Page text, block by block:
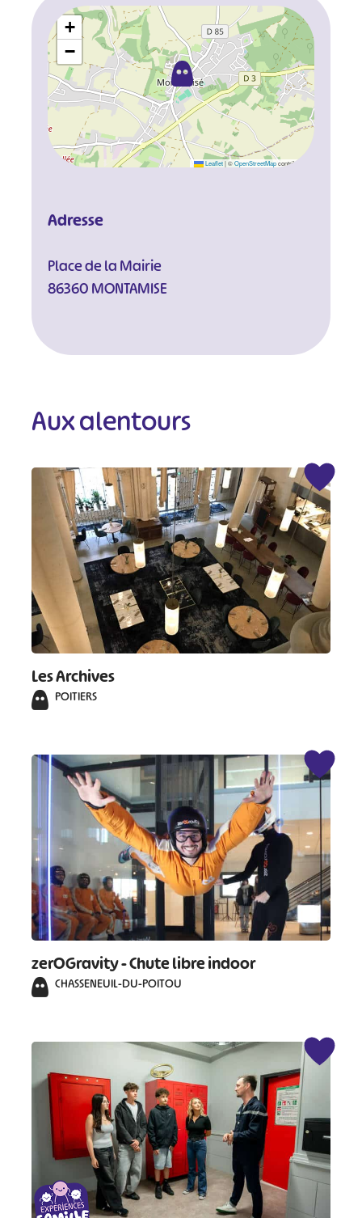
+
−
Leaflet |©OpenStreetMapcontributors
Adresse
Place de la Mairie
86360 MONTAMISE
Aux alentours
Les Archives
POITIERS
zerOGravity - Chute libre indoor
CHASSENEUIL-DU-POITOU